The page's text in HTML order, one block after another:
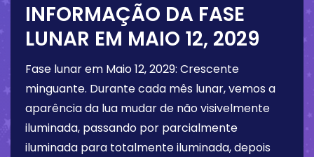
INFORMAÇÃO DA FASE
LUNAR EM MAIO 12, 2029
Fase lunar em Maio 12, 2029: Crescente
minguante. Durante cada mês lunar, vemos a
aparência da lua mudar de não visivelmente
iluminada, passando por parcialmente
iluminada para totalmente iluminada, depois